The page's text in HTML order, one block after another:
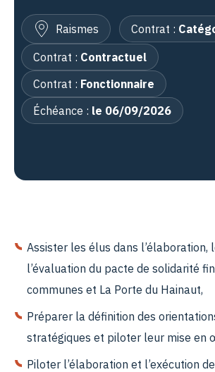
Raismes Contrat :
Contrat : Contractuel
Contrat : Fonctionnaire
Échéance : le 06/09/2026
Assister les élus dans l’élaboration,
l’évaluation du pacte de solidarité
communes et La Porte du Hainaut,
Préparer la définition des
stratégiques et piloter leur mise en
Piloter l’élaboration et l’exécution